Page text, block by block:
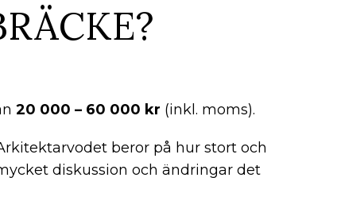
20 000 – 60 000 kr (inkl. moms).
beror på hur stort och
diskussion och ändringar det